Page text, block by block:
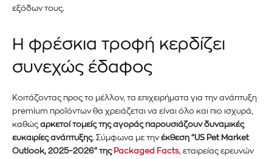
εξόδων τους.
Η φρέσκια τροφή κερδίζει
συνεχώς έδαφος
Κοιτάζοντας προς το μέλλον, τα επιχειρήματα για την ανάπτυξη
premium προϊόντων θα χρειάζεται να είναι όλο και πιο ισχυρά,
καθώς αρκετοί τομείς της αγοράς παρουσιάζουν δυναμικές
ευκαιρίες ανάπτυξης. Σύμφωνα με τηνέκθεση “US Pet Market
Outlook, 2025–2026” της Packaged Facts, εταιρείας ερευνών